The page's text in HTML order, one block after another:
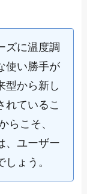
ズに温度調
使い勝手が
型から新し
れているこ
らこそ、
、ユーザー
ょう。